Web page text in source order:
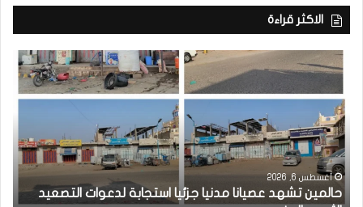
الاكثر قراءة
أغسطس 6, 2026
حالمين تشهد عصيانا مدنيا جزئيا استجابة لدعوات التصعيد